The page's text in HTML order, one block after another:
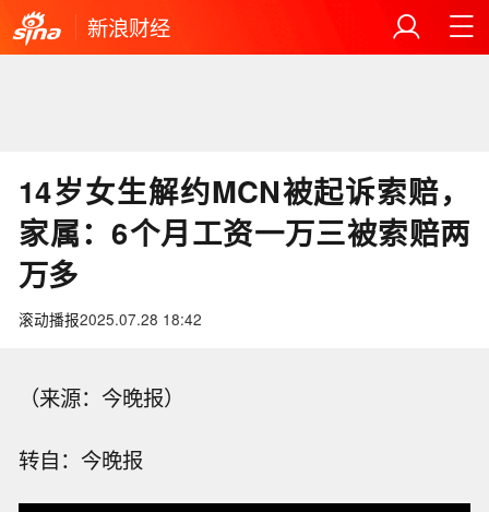
新浪财经
14岁女生解约MCN被起诉索赔，
家属：6个月工资一万三被索赔两
万多
滚动播报2025.07.28 18:42
（来源：今晚报）
转自：今晚报